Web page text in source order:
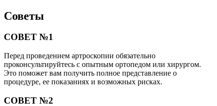
Советы
СОВЕТ №1
Перед проведением артроскопии обязательно
проконсультируйтесь с опытным ортопедом или хирургом.
Это поможет вам получить полное представление о
процедуре, ее показаниях и возможных рисках.
СОВЕТ №2